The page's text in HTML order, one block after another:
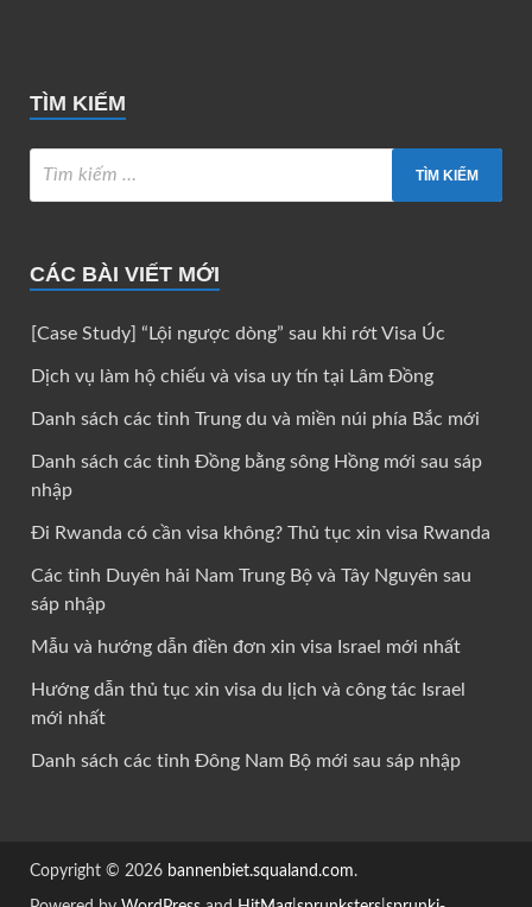
TÌM KIẾM
CÁC BÀI VIẾT MỚI
[Case Study] “Lội ngược dòng” sau khi rớt Visa Úc
Dịch vụ làm hộ chiếu và visa uy tín tại Lâm Đồng
Danh sách các tỉnh Trung du và miền núi phía Bắc mới
Danh sách các tỉnh Đồng bằng sông Hồng mới sau sáp
nhập
Đi Rwanda có cần visa không? Thủ tục xin visa Rwanda
Các tỉnh Duyên hải Nam Trung Bộ và Tây Nguyên sau
sáp nhập
Mẫu và hướng dẫn điền đơn xin visa Israel mới nhất
Hướng dẫn thủ tục xin visa du lịch và công tác Israel
mới nhất
Danh sách các tỉnh Đông Nam Bộ mới sau sáp nhập
Copyright © 2026 bannenbiet.squaland.com.